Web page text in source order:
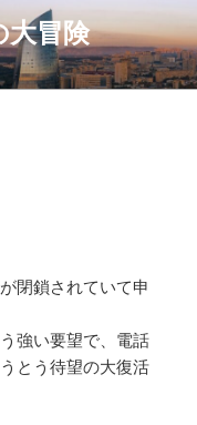
大冒険
閉鎖されていて申
強い要望で、電話
とう待望の大復活